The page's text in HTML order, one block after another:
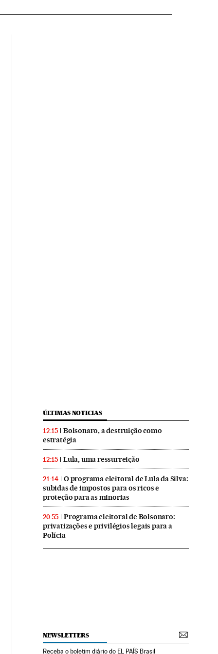
ÚLTIMAS NOTICIAS
12:15
Bolsonaro, a destruição como
estratégia
12:15 Lula, uma ressurreição
21:14
O programa eleitoral de Lula da Silva:
subidas de impostos para os ricos e
proteção para as minorias
20:55
Programa eleitoral de Bolsonaro:
privatizações e privilégios legais para a
Polícia
NEWSLETTERS
Receba o boletim diário do EL PAÍS Brasil